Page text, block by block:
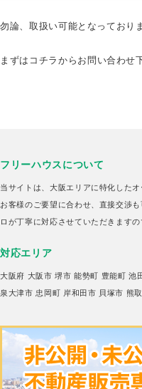
勿論、取扱い可能となっており
まずは コチラ からお問い合わせ
フリーハウスについて
当サイトは、大阪エリアに特化した
お客様のご要望に合わせ、直接交渉
ロが丁寧に対応させていただきます
対応エリア
大阪府 大阪市 堺市 能勢町 豊能町 池
泉大津市 忠岡町 岸和田市 貝塚市 熊